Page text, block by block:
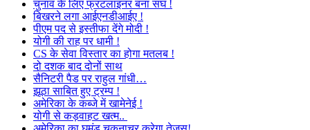
चुनाव के लिए फ्रंटलाइनर बना संघ !
बिखरने लगा आईएनडीआईए !
पीएम पद से इस्तीफा देंगे मोदी !
योगी की राह पर धामी !
CS के सेवा विस्तार का होगा मतलब !
दो दशक बाद दोनों साथ
सैनिटरी पैड पर राहुल गांधी…
झूठा साबित हुए ट्रम्प !
अमेरिका के कब्जे में खामेनेई !
योगी से कड़वाहट खत्म..